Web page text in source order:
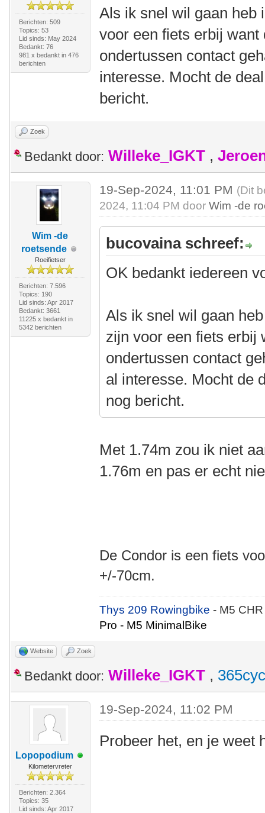
Berichten: 509
Topics: 53
Lid sinds: May 2024
Bedankt: 76
981 x bedankt in 476
berichten
Als ik snel wil gaan heb
voor een fiets erbij
ondertussen contact
interesse. Mocht de
bericht.
Zoek
Bedankt door: Willeke_IGKT ,
Wim -de
roetsende
Roeifietser
Berichten: 7.596
Topics: 190
Lid sinds: Apr 2017
Bedankt: 3661
11225 x bedankt in
5342 berichten
19-Sep-2024, 11:01 PM (Dit
2024, 11:04 PM doorWim -de
bucovaina schreef:
OK bedankt iedereen
Als ik snel wil gaan
zijn voor een fiets erbij
ondertussen contact
al interesse. Mocht de
nog bericht.
Met 1.74m zou ik niet
1.76m en pas er echt
De Condor is een fiets
+/-70cm.
Thys 209 Rowingbike- M5
Pro - M5 MinimalBike
Website Zoek
Bedankt door: Willeke_IGKT ,
Lopopodium
Kilometervreter
Berichten: 2.364
Topics: 35
Lid sinds: Apr 2017
19-Sep-2024, 11:02 PM
Probeer het, en je weet